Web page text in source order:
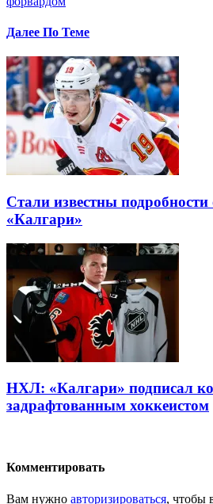
Далее По Теме
Стали известны
«Калгари»
НХЛ: «Калгари» подписал
задрафтованным хоккеистом
Комментировать
Вам нужно авторизироваться, чтобы